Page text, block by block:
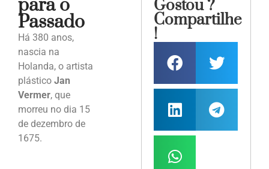
para o
Passado
Há 380 anos,
nascia na
Holanda, o artista
plástico Jan
Vermer, que
morreu no dia 15
de dezembro de
1675.
Gostou ?
Compartilhe
!